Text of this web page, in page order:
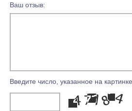
Ваш отзыв:
Введите число, указанное на